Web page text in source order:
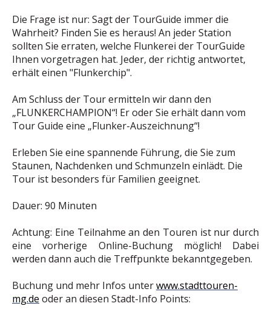
Die Frage ist nur: Sagt der TourGuide immer die
Wahrheit? Finden Sie es heraus! An jeder Station
sollten Sie erraten, welche Flunkerei der TourGuide
Ihnen vorgetragen hat. Jeder, der richtig antwortet,
erhält einen "Flunkerchip".
Am Schluss der Tour ermitteln wir dann den
„FLUNKERCHAMPION“! Er oder Sie erhält dann vom
Tour Guide eine „Flunker-Auszeichnung“!
Erleben Sie eine spannende Führung, die Sie zum
Staunen, Nachdenken und Schmunzeln einlädt. Die
Tour ist besonders für Familien geeignet.
Dauer: 90 Minuten
Achtung: Eine Teilnahme an den Touren ist nur durch
eine vorherige Online-Buchung möglich! Dabei
werden dann auch die Treffpunkte bekanntgegeben.
Buchung und mehr Infos unterwww.stadttouren-
mg.de oder an diesen Stadt-Info Points: